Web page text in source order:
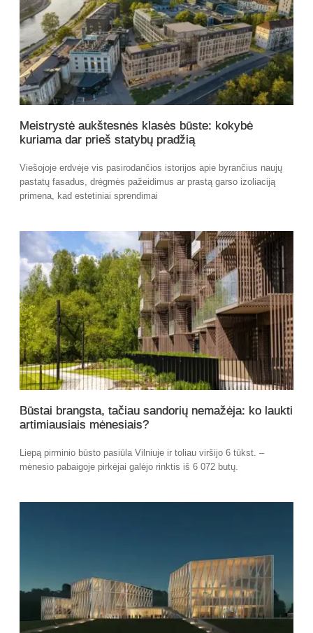
Meistrystė aukštesnės klasės būste: kokybė
kuriama dar prieš statybų pradžią
Viešojoje erdvėje vis pasirodančios istorijos apie byrančius naujų
pastatų fasadus, drėgmės pažeidimus ar prastą garso izoliaciją
primena, kad estetiniai sprendimai
Būstai brangsta, tačiau sandorių nemažėja: ko laukti
artimiausiais mėnesiais?
Liepą pirminio būsto pasiūla Vilniuje ir toliau viršijo 6 tūkst. –
mėnesio pabaigoje pirkėjai galėjo rinktis iš 6 072 butų.